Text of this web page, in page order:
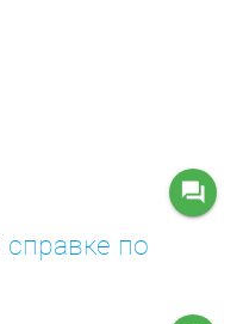
question_answer
справке по